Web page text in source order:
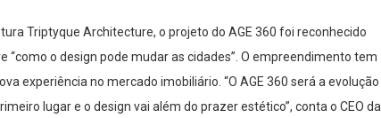
Triptyque Architecture, o projeto do AGE 360 foi reconhecido
o design pode mudar as cidades” . O empreendimento tem
experiência no mercado imobiliário. “O AGE 360 será a evolução
lugar e o design vai além do prazer estético”, conta o CEO da